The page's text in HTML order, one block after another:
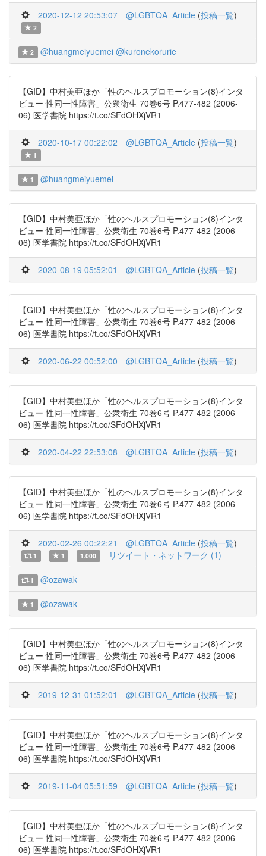
2020-12-12 20:53:07 @LGBTQA_Article (投稿一覧)
2
2 @huangmeiyuemei @kuronekorurie
【GID】中村美亜ほか「性のヘルスプロモーション(8)インタ
ビュー 性同一性障害」公衆衛生 70巻6号 P.477-482 (2006-
06) 医学書院 https://t.co/SFdOHXjVR1
2020-10-17 00:22:02 @LGBTQA_Article (投稿一覧)
1
1 @huangmeiyuemei
【GID】中村美亜ほか「性のヘルスプロモーション(8)インタ
ビュー 性同一性障害」公衆衛生 70巻6号 P.477-482 (2006-
06) 医学書院 https://t.co/SFdOHXjVR1
2020-08-19 05:52:01 @LGBTQA_Article (投稿一覧)
【GID】中村美亜ほか「性のヘルスプロモーション(8)インタ
ビュー 性同一性障害」公衆衛生 70巻6号 P.477-482 (2006-
06) 医学書院 https://t.co/SFdOHXjVR1
2020-06-22 00:52:00 @LGBTQA_Article (投稿一覧)
【GID】中村美亜ほか「性のヘルスプロモーション(8)インタ
ビュー 性同一性障害」公衆衛生 70巻6号 P.477-482 (2006-
06) 医学書院 https://t.co/SFdOHXjVR1
2020-04-22 22:53:08 @LGBTQA_Article (投稿一覧)
【GID】中村美亜ほか「性のヘルスプロモーション(8)インタ
ビュー 性同一性障害」公衆衛生 70巻6号 P.477-482 (2006-
06) 医学書院 https://t.co/SFdOHXjVR1
2020-02-26 00:22:21 @LGBTQA_Article (投稿一覧)
1 1 1.000 リツイート・ネットワーク (1)
1 @ozawak
1 @ozawak
【GID】中村美亜ほか「性のヘルスプロモーション(8)インタ
ビュー 性同一性障害」公衆衛生 70巻6号 P.477-482 (2006-
06) 医学書院 https://t.co/SFdOHXjVR1
2019-12-31 01:52:01 @LGBTQA_Article (投稿一覧)
【GID】中村美亜ほか「性のヘルスプロモーション(8)インタ
ビュー 性同一性障害」公衆衛生 70巻6号 P.477-482 (2006-
06) 医学書院 https://t.co/SFdOHXjVR1
2019-11-04 05:51:59 @LGBTQA_Article (投稿一覧)
【GID】中村美亜ほか「性のヘルスプロモーション(8)インタ
ビュー 性同一性障害」公衆衛生 70巻6号 P.477-482 (2006-
06) 医学書院 https://t.co/SFdOHXjVR1